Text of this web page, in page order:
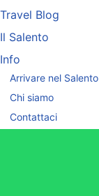
Travel Blog
Il Salento
Info
Arrivare nel Salento
Chi siamo
Contattaci